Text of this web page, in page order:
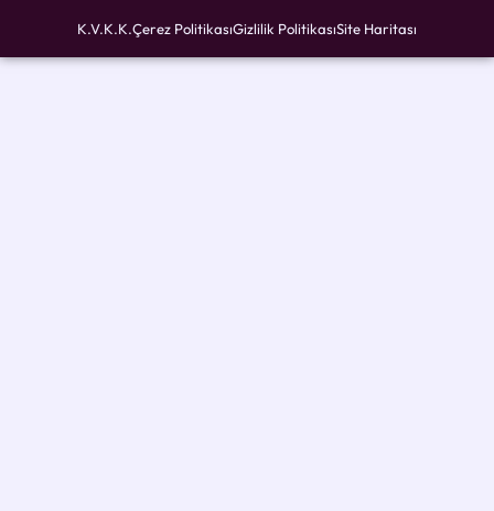
K.V.K.K.Çerez PolitikasıGizlilik PolitikasıSite Haritası